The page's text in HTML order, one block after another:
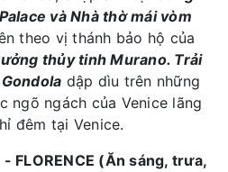
và Nhà thờ mái vòm
theo vị thánh bảo hộ của
thủy tinh Murano. Trải
dập dìu trên những
ngõ ngách của Venice lãng
đêm tại Venice.
- FLORENCE (Ăn sáng, trưa,